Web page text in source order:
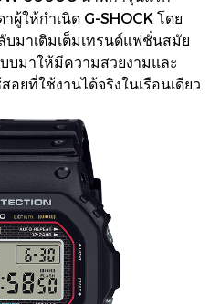
ผู้ให้กำเนิด G-SHOCK โดย
มาเติมเต็มเทรนด์แฟชั่นสมัย
บมาให้มีความสวยงามและ
ยที่ใช้งานได้จริงในเรือนเดียว